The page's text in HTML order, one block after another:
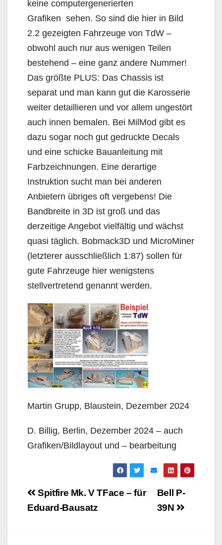
keine computergenerierten
Grafiken sehen. So sind die hier in Bild
2.2 gezeigten Fahrzeuge von TdW –
obwohl auch nur aus wenigen Teilen
bestehend – eine ganz andere Nummer!
Das größte PLUS: Das Chassis ist
separat und man kann gut die Karosserie
weiter detaillieren und vor allem ungestört
auch innen bemalen. Bei MilMod gibt es
dazu sogar noch gut gedruckte Decals
und eine schicke Bauanleitung mit
Farbzeichnungen. Eine derartige
Instruktion sucht man bei anderen
Anbietern übriges oft vergebens! Die
Bandbreite in 3D ist groß und das
derzeitige Angebot vielfältig und wächst
quasi täglich. Bobmack3D und MicroMiner
(letzterer ausschließlich 1:87) sollen für
gute Fahrzeuge hier wenigstens
stellvertretend genannt werden.
Martin Grupp, Blaustein, Dezember 2024
D. Billig, Berlin, Dezember 2024 – auch
Grafiken/Bildlayout und – bearbeitung
Beitragsnavigation
Bell P-
39N
Spitfire Mk. V TFace – für
Eduard-Bausatz